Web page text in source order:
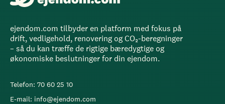
ejendom.com tilbyder en platform med fokus på
drift, vedligehold, renovering og CO₂-beregninger
– så du kan træffe de rigtige bæredygtige og
økonomiske beslutninger for din ejendom.
Telefon: 70 60 25 10
E-mail: info@ejendom.com